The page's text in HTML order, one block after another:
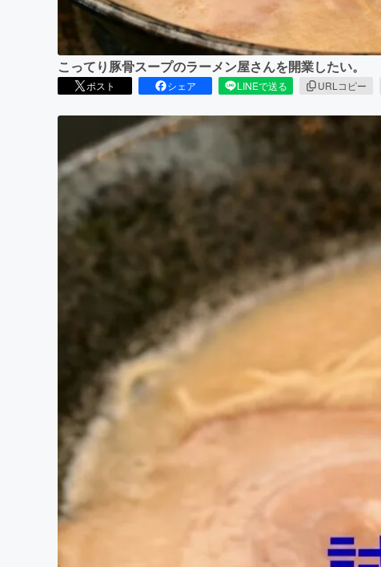
こってり豚骨スープのラーメン屋さんを開業したい。
ポスト シェア LINEで送る URLコピー